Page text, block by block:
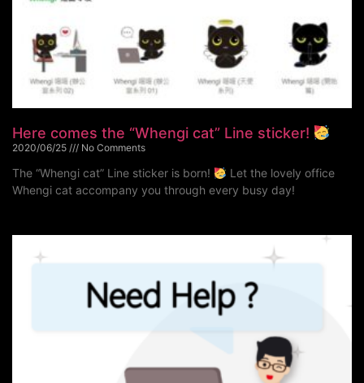
Here comes the “Whengi cat” Line sticker!
2020/06/25 No Comments
The “Whengi cat” Line sticker is born!
Let the lovely office
Whengi cat accompany you through every busy day!